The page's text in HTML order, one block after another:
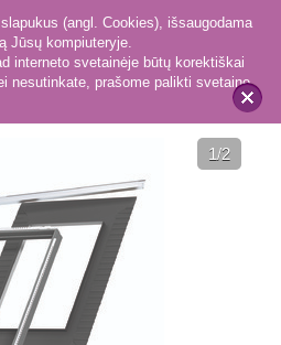
x
(angl. Cookies), išsaugodama
Jūsų kompiuteryje.
interneto svetainėje būtų korektiškai
nesutinkate, prašome palikti svetainę.
3
1/2